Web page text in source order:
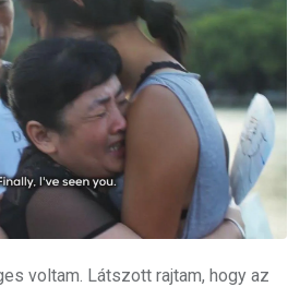
voltam. Látszott rajtam, hogy az